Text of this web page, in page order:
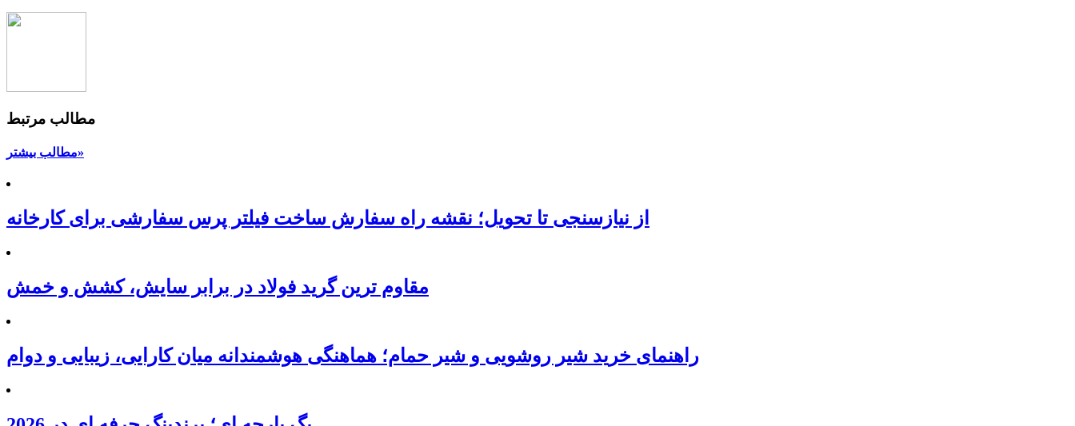
مطالب مرتبط
مطالب بیشتر»
از نیازسنجی تا تحویل؛ نقشه راه سفارش ساخت فیلتر پرس سفارشی برای کارخانه
مقاوم ترین گرید فولاد در برابر سایش، کشش و خمش
راهنمای خرید شیر روشویی و شیر حمام؛ هماهنگی هوشمندانه میان کارایی، زیبایی و دوام